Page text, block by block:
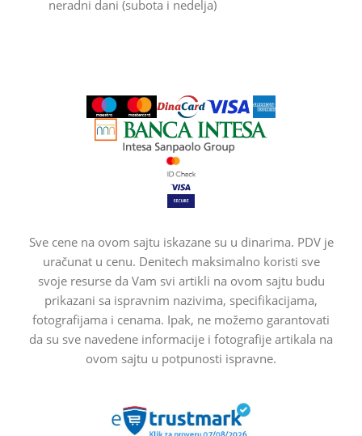
neradni dani (subota i nedelja)
Sve cene na ovom sajtu iskazane su u dinarima. PDV je
uračunat u cenu. Denitech maksimalno koristi sve
svoje resurse da Vam svi artikli na ovom sajtu budu
prikazani sa ispravnim nazivima, specifikacijama,
fotografijama i cenama. Ipak, ne možemo garantovati
da su sve navedene informacije i fotografije artikala na
ovom sajtu u potpunosti ispravne.